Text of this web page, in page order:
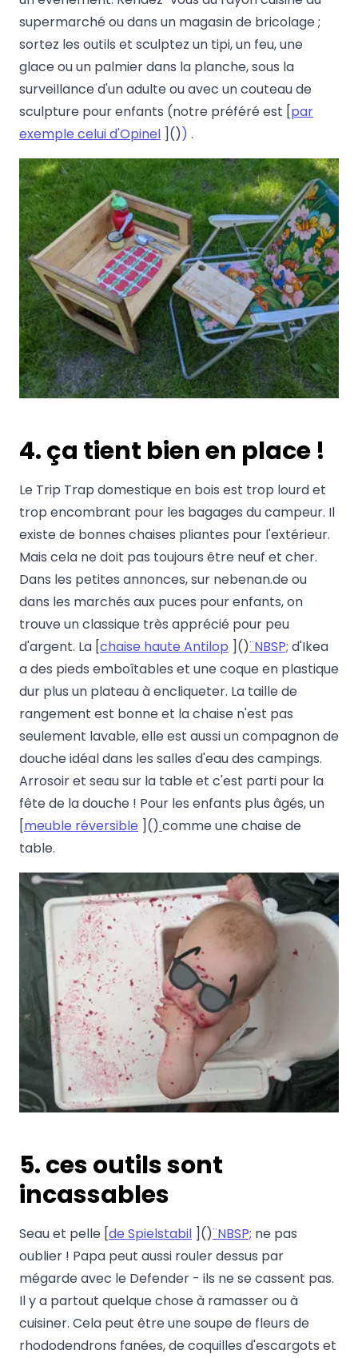
supermarché ou dans un magasin de bricolage ;
sortez les outils et sculptez un tipi, un feu, une
glace ou un palmier dans la planche, sous la
surveillance d'un adulte ou avec un couteau de
sculpture pour enfants (notre préféré est [par
exemple celui d'Opinel ]()) .
4. ça tient bien en place !
Le Trip Trap domestique en bois est trop lourd et
trop encombrant pour les bagages du campeur. Il
existe de bonnes chaises pliantes pour l'extérieur.
Mais cela ne doit pas toujours être neuf et cher.
Dans les petites annonces, sur nebenan.de ou
dans les marchés aux puces pour enfants, on
trouve un classique très apprécié pour peu
d'argent. La [chaise haute Antilop ]()¨NBSP; d'Ikea
a des pieds emboîtables et une coque en plastique
dur plus un plateau à encliqueter. La taille de
rangement est bonne et la chaise n'est pas
seulement lavable, elle est aussi un compagnon de
douche idéal dans les salles d'eau des campings.
Arrosoir et seau sur la table et c'est parti pour la
fête de la douche ! Pour les enfants plus âgés, un
[meuble réversible ]() comme une chaise de
table.
5. ces outils sont
incassables
Seau et pelle [de Spielstabil ]()¨NBSP; ne pas
oublier ! Papa peut aussi rouler dessus par
mégarde avec le Defender - ils ne se cassent pas.
Il y a partout quelque chose à ramasser ou à
cuisiner. Cela peut être une soupe de fleurs de
rhododendrons fanées, de coquilles d'escargots et